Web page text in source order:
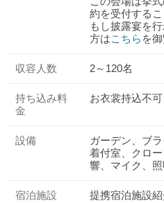
約を受付するこ
もし披露宴を
方はこちら を
収容人数 2～120名
持ち込み料
金
お衣裳持込不
設備
ガーデン、ブ
着付室、クロ
響、マイク、
宿泊施設 提携宿泊施設